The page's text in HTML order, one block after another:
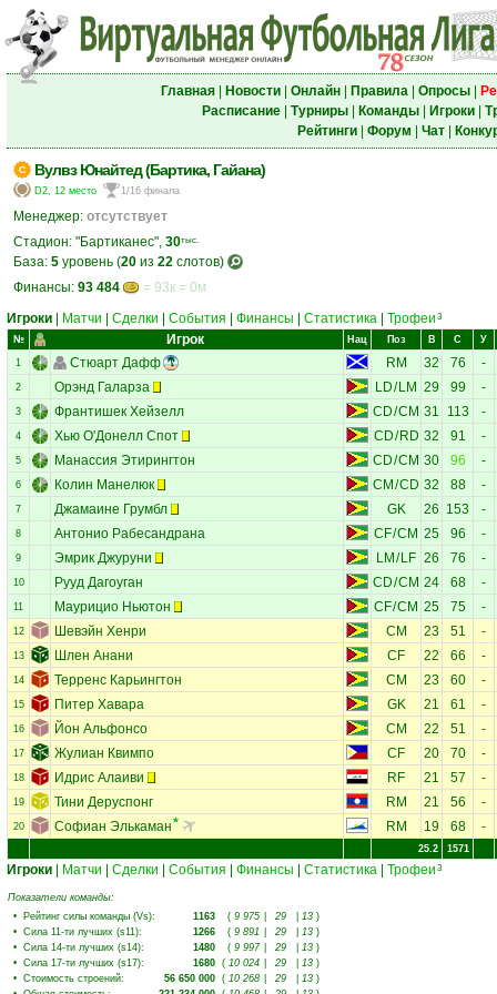
Главная| Новости| Онлайн| Правила| Опросы|
Расписание| Турниры| Команды| Игроки|
Рейтинги| Форум Чат|
Вулвз Юнайтед (Бартика, Гайана)
D2, 12 место 1/16 финала
Менеджер: отсутствует
Стадион: "Бартиканес", 30тыс.
База: 5 уровень (20 из 22 слотов)
Финансы: 93 484
= 93к = 0м
Игроки
Матчи Сделки События Финансы Статистика Трофеи 3
№ Игрок Нац Поз В С У
1 Стюарт Дафф RM 32 76 -
2 Орэнд Галарза LD/ LM 29 99 -
3 Франтишек Хейзелл CD/CM 31 113 -
4 Хью О'Донелл Спот CD/RD 32 91 -
5 Манассия Этирингтон CD/CM 30 96 -
6 Колин Манелюк CM /CD 32 88 -
7 Джамаине Грумбл GK 26 153 -
8 Антонио Рабесандрана CF/CM 25 96 -
9 Эмрик Джуруни LM / LF 26 76 -
10 Рууд Дагоуган CD/CM 24 68 -
11 Маурицио Ньютон CF/CM 25 75 -
12 Шевэйн Хенри CM 23 51 -
13 Шлен Анани CF 22 66 -
14 Терренс Карьингтон CM 23 60 -
15 Питер Хавара GK 21 61 -
16 Йон Альфонсо CM 22 51 -
17 Жулиан Квимпо CF 20 70 -
18 Идрис Алаиви RF 21 57 -
19 Тини Деруспонг RM 21 56 -
20 Софиан Элькаман RM 19 68 -
25.2 1571
Игроки Матчи Сделки События Финансы Статистика Трофеи 3
Показатели команды:
• Рейтинг силы команды (Vs): 1163 ( 9 975 29 13 )
• Сила 11-ти лучших (s11): 1266 ( 9 891 29 13 )
• Сила 14-ти лучших (s14): 1480 ( 9 997 29 13 )
• Сила 17-ти лучших (s17): 1680 ( 10 024 29 13 )
• Стоимость строений: 56 650 000 ( 10 268 29 13 )